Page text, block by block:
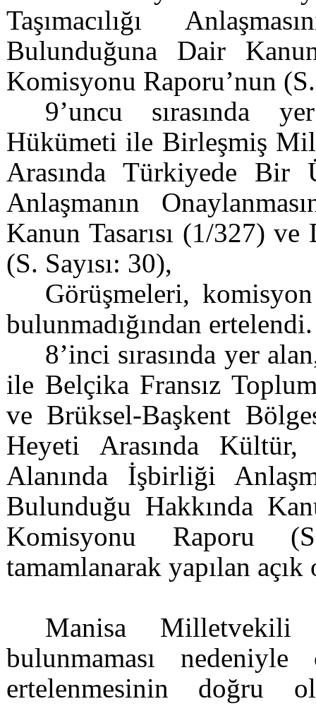
Taşımacılığı
Bulunduğuna Dair
Komisyonu Raporu’nun (S.
9’uncu sırasında
Hükümeti ile Birleşmiş
Arasında Türkiyede Bir
Anlaşmanın
Kanun Tasarısı (1/327)
(S. Sayısı: 30),
Görüşmeleri,
bulunmadığından ertelendi.
8’inci sırasında yer
ile Belçika Fransız
ve Brüksel-Başkent
Heyeti Arasında
Alanında İşbirliği
Bulunduğu Hakkında
Komisyonu Raporu
tamamlanarak yapılan
Manisa Milletvekili
bulunmaması nedeniyle
ertelenmesinin doğru